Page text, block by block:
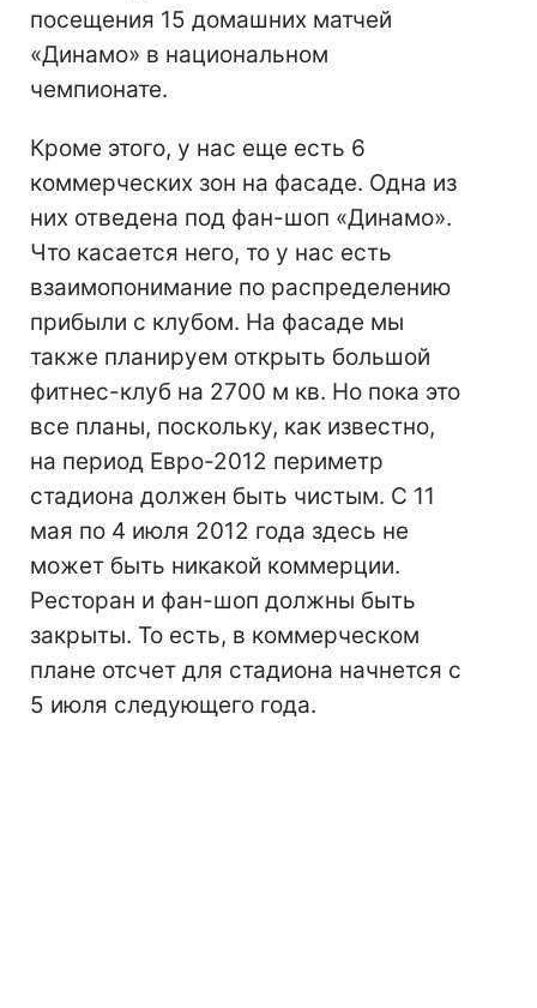
посещения 15 домашних матчей
«Динамо» в национальном
чемпионате.
Кроме этого, у нас еще есть 6
коммерческих зон на фасаде. Одна из
них отведена под фан-шоп «Динамо».
Что касается него, то у нас есть
взаимопонимание по распределению
прибыли с клубом. На фасаде мы
также планируем открыть большой
фитнес-клуб на 2700 м кв. Но пока это
все планы, поскольку, как известно,
на период Евро-2012 периметр
стадиона должен быть чистым. С 11
мая по 4 июля 2012 года здесь не
может быть никакой коммерции.
Ресторан и фан-шоп должны быть
закрыты. То есть, в коммерческом
плане отсчет для стадиона начнется с
5 июля следующего года.